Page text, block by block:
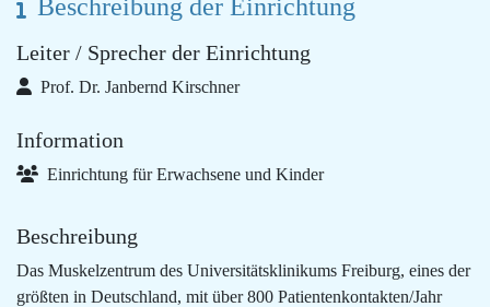
Beschreibung der Einrichtung
Leiter / Sprecher der Einrichtung
Prof. Dr. Janbernd Kirschner
Information
Einrichtung für Erwachsene und Kinder
Beschreibung
Das Muskelzentrum des Universitätsklinikums Freiburg, eines der
größten in Deutschland, mit über 800 Patientenkontakten/Jahr